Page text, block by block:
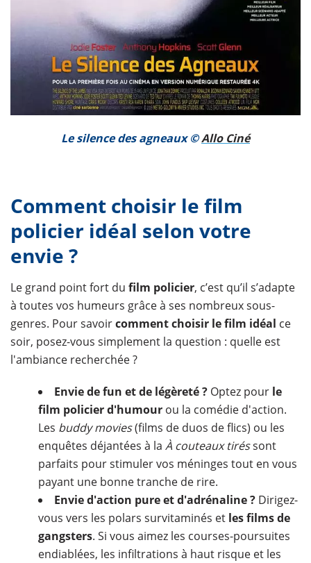
Le silence des agneaux ©Allo Ciné
Comment choisir le film
policier idéal selon votre
envie ?
Le grand point fort du film policier, c’est qu’il s’adapte
à toutes vos humeurs grâce à ses nombreux sous-
genres. Pour savoircomment choisir le film idéal ce
soir, posez-vous simplement la question : quelle est
l'ambiance recherchée ?
Envie de fun et de légèreté ? Optez pour le
film policier d'humour ou la comédie d'action.
Les buddy movies(films de duos de flics) ou les
enquêtes déjantées à la À couteaux tiréssont
parfaits pour stimuler vos méninges tout en vous
payant une bonne tranche de rire.
Envie d'action pure et d'adrénaline ? Dirigez-
vous vers les polars survitaminés et les films de
gangsters. Si vous aimez les courses-poursuites
endiablées, les infiltrations à haut risque et les